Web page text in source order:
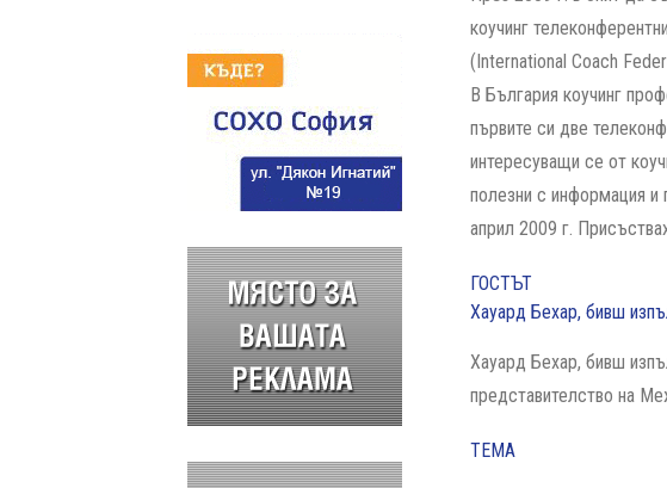
коучинг
(International Coach
В България коучинг
първите си две
интересуващи се от
полезни с информация и
април 2009 г.
ГОСТЪТ
Хауард Бехар, бивш
Хауард Бехар, бивш
представителство на
ТЕМА